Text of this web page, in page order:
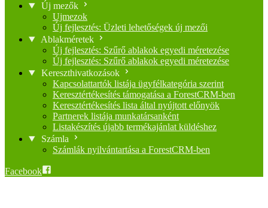
Új mezők
Ujmezok
Új fejlesztés: Üzleti lehetőségek új mezői
Ablakméretek
Új fejlesztés: Szűrő ablakok egyedi méretezése
Új fejlesztés: Szűrő ablakok egyedi méretezése
Kereszthivatkozások
Kapcsolattartók listája ügyfélkategória szerint
Keresztértékesítés támogatása a ForestCRM-ben
Keresztértékesítés lista által nyújtott előnyök
Partnerek listája munkatársanként
Listakészítés újabb termékajánlat küldéshez
Számla
Számlák nyilvántartása a ForestCRM-ben
Facebook